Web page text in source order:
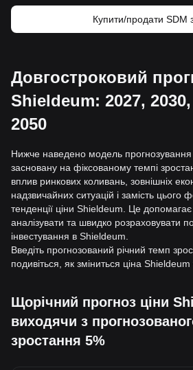
Купити/продати SDM
Довгостроковий
Shieldeum: 2027, 2030,
2050
Нижче наведено модель прогнозування
засновану на фіксованому темпі
вплив ринкових коливань, зовнішніх
надзвичайних ситуацій і замість цього
тенденції ціни Shieldeum. Це допомагає
аналізувати та швидко розраховувати
інвестування в Shieldeum.
Введіть прогнозований річний темп
подивіться, як зміниться ціна
Щорічний прогноз ціни
виходячи з
зростання 5%